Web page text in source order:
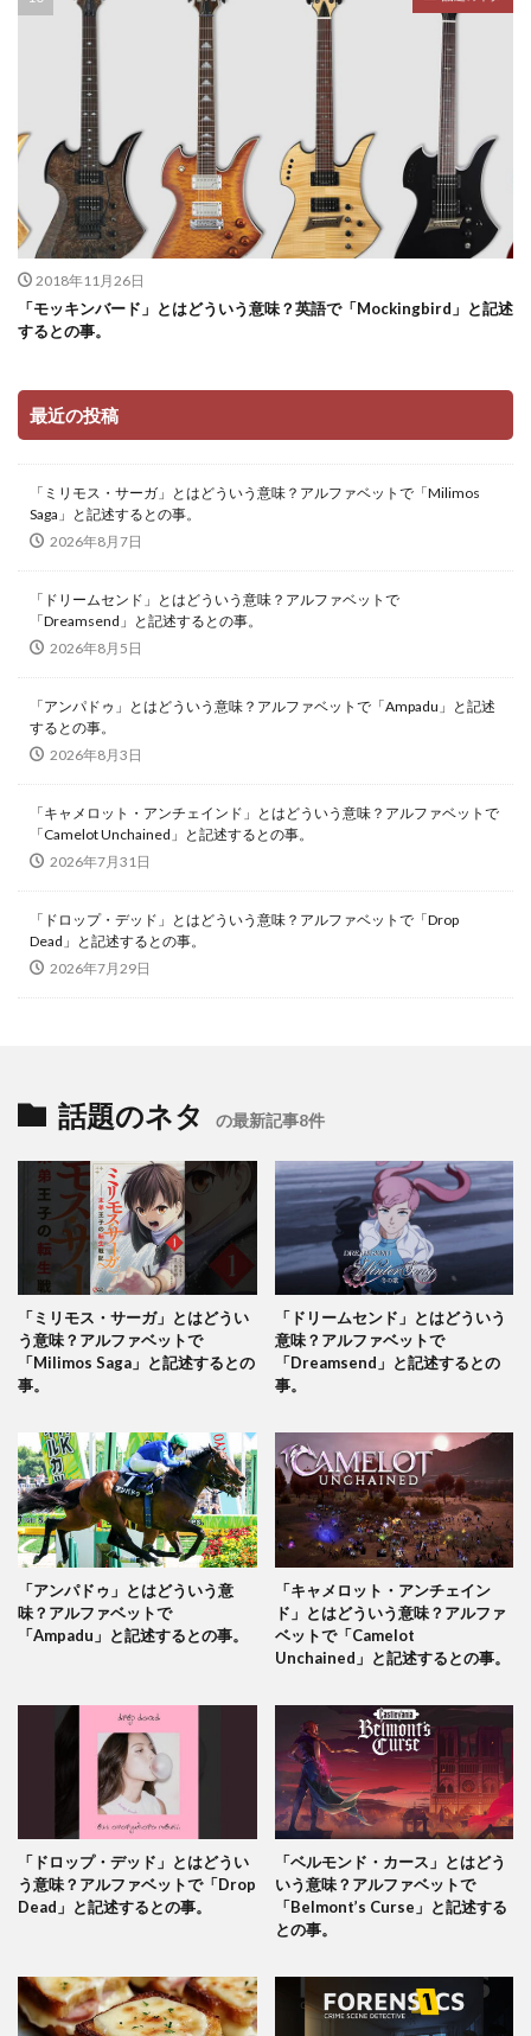
2018年11月26日
「モッキンバード」とはどういう意味？英語で「Mockingbird」と記述
するとの事。
最近の投稿
「ミリモス・サーガ」とはどういう意味？アルファベットで「Milimos
Saga」と記述するとの事。
2026年8月7日
「ドリームセンド」とはどういう意味？アルファベットで
「Dreamsend」と記述するとの事。
2026年8月5日
「アンパドゥ」とはどういう意味？アルファベットで「Ampadu」と記述
するとの事。
2026年8月3日
「キャメロット・アンチェインド」とはどういう意味？アルファベットで
「Camelot Unchained」と記述するとの事。
2026年7月31日
「ドロップ・デッド」とはどういう意味？アルファベットで「Drop
Dead」と記述するとの事。
2026年7月29日
話題のネタ の最新記事8件
「ミリモス・サーガ」とはどうい
う意味？アルファベットで
「Milimos Saga」と記述するとの
事。
「ドリームセンド」とはどういう
意味？アルファベットで
「Dreamsend」と記述するとの
事。
「アンパドゥ」とはどういう意
味？アルファベットで
「Ampadu」と記述するとの事。
「キャメロット・アンチェイン
ド」とはどういう意味？アルファ
ベットで「Camelot
Unchained」と記述するとの事。
「ドロップ・デッド」とはどうい
う意味？アルファベットで「Drop
Dead」と記述するとの事。
「ベルモンド・カース」とはどう
いう意味？アルファベットで
「Belmont’s Curse」と記述する
との事。